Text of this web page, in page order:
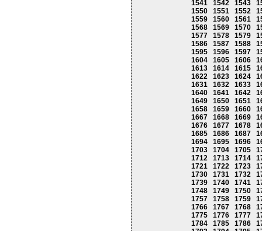
1541
1542 1543
1550
1551 1552
1559
1560 1561
1568
1569 1570
1577
1578 1579
1586
1587 1588
1595
1596 1597
1604
1605 1606
1613
1614 1615
1622
1623 1624
1631
1632 1633
1640
1641 1642
1649
1650 1651
1658
1659 1660
1667
1668 1669
1676
1677 1678
1685
1686 1687
1694
1695 1696
1703
1704 1705
1712
1713 1714
1721
1722 1723
1730
1731 1732
1739
1740 1741
1748
1749 1750
1757
1758 1759
1766
1767 1768
1775
1776 1777
1784
1785 1786